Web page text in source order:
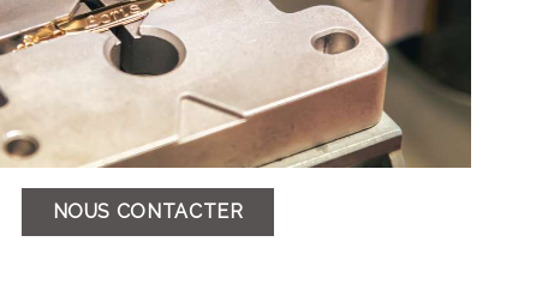
NOUS CONTACTER